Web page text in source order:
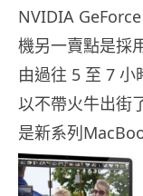
NVIDIA
機另一賣點是採
由過往 5 至 7
以不帶火牛出街
是新系列